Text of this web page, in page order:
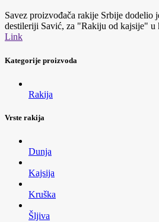
Savez proizvođača rakije Srbije dodelio
destileriji Savić, za "Rakiju od kajsije"
Link
Kategorije proizvoda
Rakija
Vrste rakija
Dunja
Kajsija
Kruška
Šljiva